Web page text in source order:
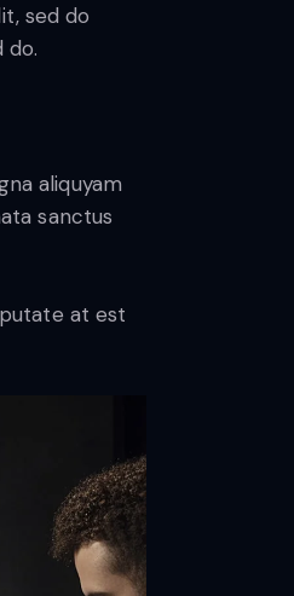
sed do
do.
aliquyam
sanctus
at est